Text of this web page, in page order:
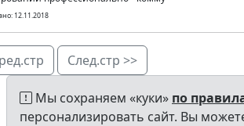
12.11.2018
След.стр >>
Мы сохраняем «куки» по
персонализировать сайт. Вы